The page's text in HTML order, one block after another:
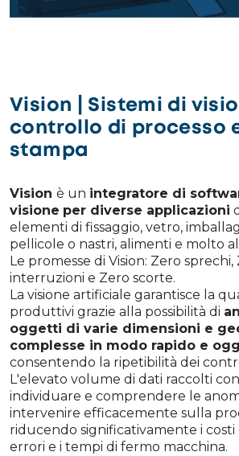
Vision | Sistemi di
controllo di processo
stampa
Vision è un integratore di
visione per diverse applicazioni
elementi di fissaggio, vetro,
pellicole o nastri, alimenti e molto
Le promesse di Vision: Zero
interruzioni e Zero scorte.
La visione artificiale garantisce la
produttivi grazie alla possibilità di
oggetti di varie dimensioni e
complesse in modo rapido e
consentendo la ripetibilità dei
L'elevato volume di dati raccolti
individuare e comprendere le
intervenire efficacemente sulla
riducendo significativamente i costi
errori e i tempi di fermo macchina.